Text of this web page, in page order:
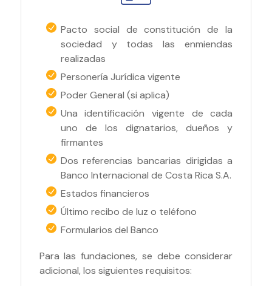
Pacto social de constitución de la
sociedad y todas las enmiendas
realizadas
Personería Jurídica vigente
Poder General (si aplica)
Una identificación vigente de cada
uno de los dignatarios, dueños y
firmantes
Dos referencias bancarias dirigidas a
Banco Internacional de Costa Rica S.A.
Estados financieros
Último recibo de luz o teléfono
Formularios del Banco
Para las fundaciones, se debe considerar
adicional, los siguientes requisitos: